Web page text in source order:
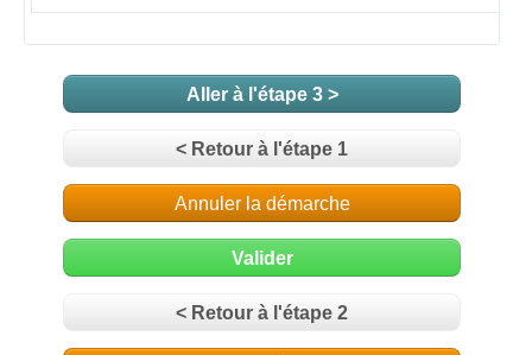
Aller à l'étape 3 >
< Retour à l'étape 1
Annuler la démarche
Valider
< Retour à l'étape 2